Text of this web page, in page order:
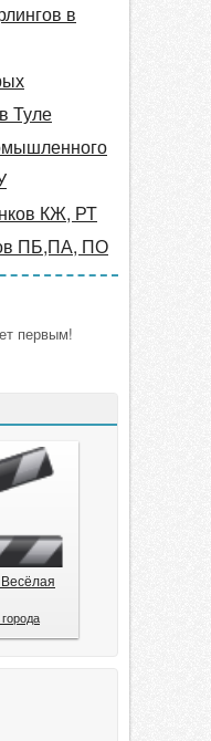
в
Туле
КЖ, РТ
ПБ,ПА, ПО
первым!